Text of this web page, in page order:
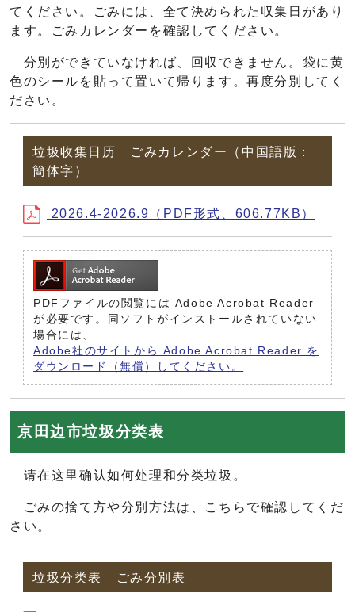
てください。ごみには、全て決められた収集日があり
ます。ごみカレンダーを確認してください。
分別ができていなければ、回収できません。袋に黄
色のシールを貼って置いて帰ります。再度分別してく
ださい。
垃圾收集日历 ごみカレンダー（中国語版：
簡体字）
2026.4-2026.9（PDF形式、606.77KB）
PDFファイルの閲覧には Adobe Acrobat Reader
が必要です。同ソフトがインストールされていない
場合には、
Adobe社のサイトから Adobe Acrobat Reader を
ダウンロード（無償）してください。
京田边市垃圾分类表
请在这里确认如何处理和分类垃圾。
ごみの捨て方や分別方法は、こちらで確認してくだ
さい。
垃圾分类表 ごみ分別表